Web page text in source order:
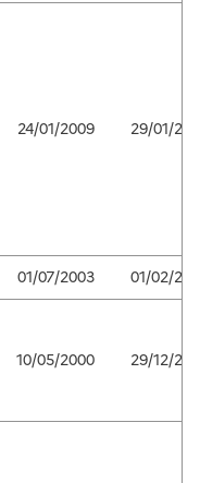
24/01/2009 29/01/
01/07/2003 01/02/
10/05/2000 29/12/